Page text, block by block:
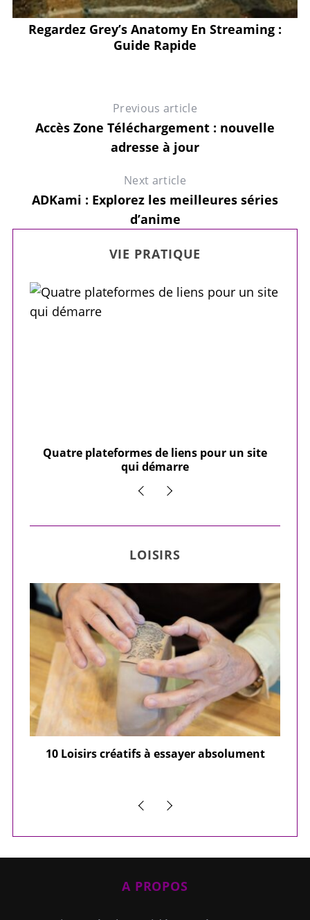
Regardez Grey’s Anatomy En Streaming :
Guide Rapide
Previous article
Accès Zone Téléchargement : nouvelle
adresse à jour
Next article
ADKami : Explorez les meilleures séries
d’anime
VIE PRATIQUE
Quatre plateformes de liens pour un site
qui démarre
LOISIRS
10 Loisirs créatifs à essayer absolument
A PROPOS